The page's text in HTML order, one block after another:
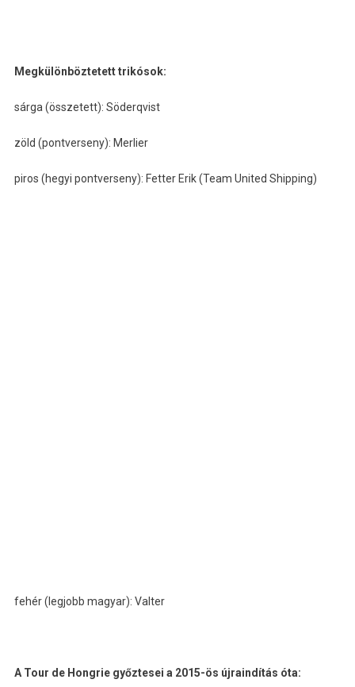
Megkülönböztetett trikósok:
sárga (összetett): Söderqvist
zöld (pontverseny): Merlier
piros (hegyi pontverseny): Fetter Erik (Team United Shipping)
fehér (legjobb magyar): Valter
A Tour de Hongrie győztesei a 2015-ös újraindítás óta: